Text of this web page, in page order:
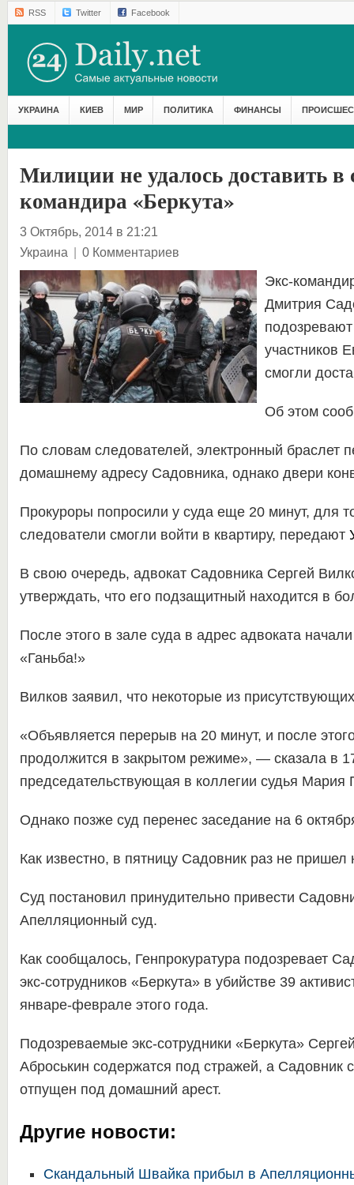
RSS Twitter Facebook
УКРАИНА КИЕВ МИР ПОЛИТИКА ФИНАНСЫ
Милиции не удалось доставить в
командира «Беркута»
3 Октябрь, 2014 в 21:21
Украина | 0 Комментариев
Экс-
Дмитрия
участников
смогли
Об этом
По словам следователей, электронный браслет
домашнему адресу Садовника, однако двери
Прокуроры попросили у суда еще 20 минут, для
следователи смогли войти в квартиру, передают
В свою очередь, адвокат Садовника Сергей
утверждать, что его подзащитный находится в
После этого в зале суда в адрес адвоката
«Ганьба!»
Вилков заявил, что некоторые из
«Объявляется перерыв на 20 минут, и после
продолжится в закрытом режиме», — сказала в
председательствующая в коллегии судья
Однако позже суд перенес заседание на 6
Как известно, в пятницу Садовник раз не пришел
Суд постановил принудительно привести
Апелляционный суд.
Как сообщалось, Генпрокуратура подозревает
экс-сотрудников «Беркута» в убийстве 39
январе-феврале этого года.
Подозреваемые экс-сотрудники «Беркута»
Аброськин содержатся под стражей, а Садовник
отпущен под домашний арест.
Другие новости:
Скандальный Швайка прибыл в